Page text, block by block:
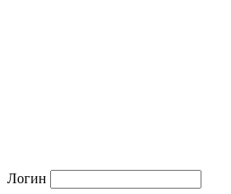
Логин